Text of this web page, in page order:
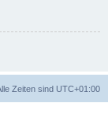
Zeiten sind UTC+01:00